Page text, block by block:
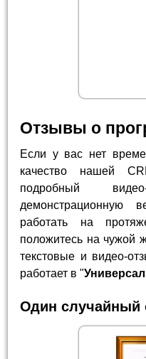
Отзывы о
Если у вас нет
качество нашей
подробный
демонстрационную
работать на
положитесь на чужой
текстовые и видео-
работает в "
Один случайный